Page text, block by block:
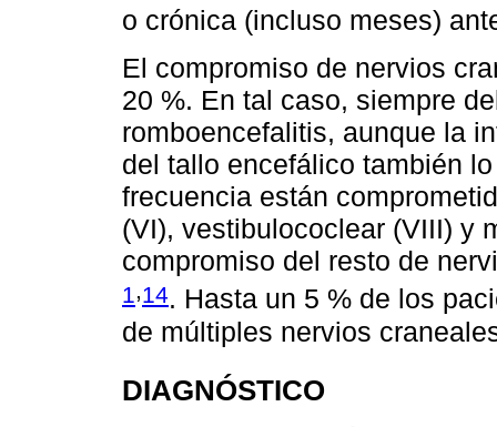
o crónica (incluso meses)
El compromiso de nervios
20 %. En tal caso, siempre
romboencefalitis, aunque la
del tallo encefálico también
frecuencia están
(VI), vestibulococlear (VIII) y
compromiso del resto de
1,14. Hasta un 5 % de los
de múltiples nervios
DIAGNÓSTICO